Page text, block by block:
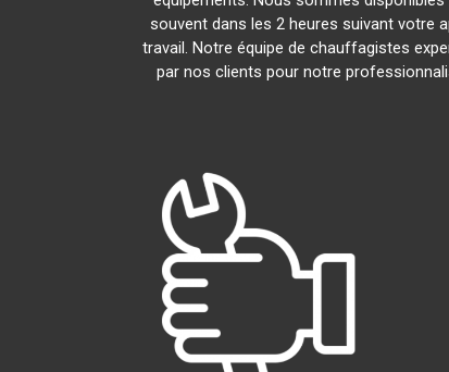
souvent dans les 2 heures suivant
travail. Notre équipe de chauffagistes
par nos clients pour notre